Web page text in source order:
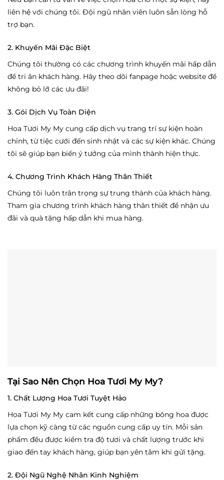
liên hệ với chúng tôi. Đội ngũ nhân viên luôn sẵn lòng hỗ
trợ bạn.
2. Khuyến Mãi Đặc Biệt
Chúng tôi thường có các chương trình khuyến mãi hấp dẫn
để tri ân khách hàng. Hãy theo dõi fanpage hoặc website để
không bỏ lỡ các ưu đãi!
3. Gói Dịch Vụ Toàn Diện
Hoa Tươi My My cung cấp dịch vụ trang trí sự kiện hoàn
chỉnh, từ tiệc cưới đến sinh nhật và các sự kiện khác. Chúng
tôi sẽ giúp bạn biến ý tưởng của mình thành hiện thực.
4. Chương Trình Khách Hàng Thân Thiết
Chúng tôi luôn trân trọng sự trung thành của khách hàng.
Tham gia chương trình khách hàng thân thiết để nhận ưu
đãi và quà tặng hấp dẫn khi mua hàng.
Tại Sao Nên Chọn Hoa Tươi My My?
1. Chất Lượng Hoa Tươi Tuyệt Hảo
Hoa Tươi My My cam kết cung cấp những bông hoa được
lựa chọn kỹ càng từ các nguồn cung cấp uy tín. Mỗi sản
phẩm đều được kiểm tra độ tươi và chất lượng trước khi
giao đến tay khách hàng, giúp bạn yên tâm khi gửi tặng.
2. Đội Ngũ Nghệ Nhân Kinh Nghiệm